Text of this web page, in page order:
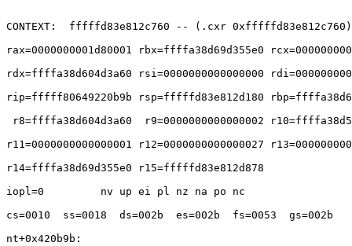
CONTEXT:  fffffd83e812c760 -- (.cxr
rax=0000000001d80001 rbx=ffffa38d69d355e0
rdx=ffffa38d604d3a60 rsi=0000000000000000
rip=fffff80649220b9b rsp=fffffd83e812d180
r8=ffffa38d604d3a60  r9=0000000000000002
r11=0000000000000001 r12=0000000000000027
r14=ffffa38d69d355e0 r15=fffffd83e812d878
iopl=0         nv up ei pl nz na po nc
cs=0010  ss=0018  ds=002b  es=002b  fs=0053
nt+0x420b9b: